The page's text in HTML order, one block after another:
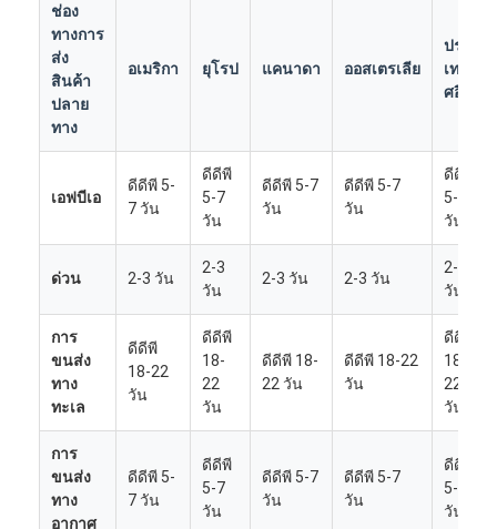
ช่อง
ทางการ
ส่ง
สินค้า
ปลาย
ทาง
อเมริกา ยุโรป แคนาดา ออสเตรเลีย
ประ
เท
ศอื่นๆ
เอฟบีเอ
ดีดีพี 5-
7 วัน
ดีดีพี
5-7
วัน
ดีดีพี 5-7
วัน
ดีดีพี 5-7
วัน
ดีดีพี
5-7
วัน
ด่วน 2-3 วัน
2-3
วัน
2-3 วัน 2-3 วัน
2-3
วัน
การ
ขนส่ง
ทาง
ทะเล
ดีดีพี
18-22
วัน
ดีดีพี
18-
22
วัน
ดีดีพี 18-
22 วัน
ดีดีพี 18-22
วัน
ดีดีพี
18-
22
วัน
การ
ขนส่ง
ทาง
อากาศ
ดีดีพี 5-
7 วัน
ดีดีพี
5-7
วัน
ดีดีพี 5-7
วัน
ดีดีพี 5-7
วัน
ดีดีพี
5-7
วัน